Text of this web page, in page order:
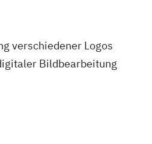
verschiedener Logos
Bildbearbeitung